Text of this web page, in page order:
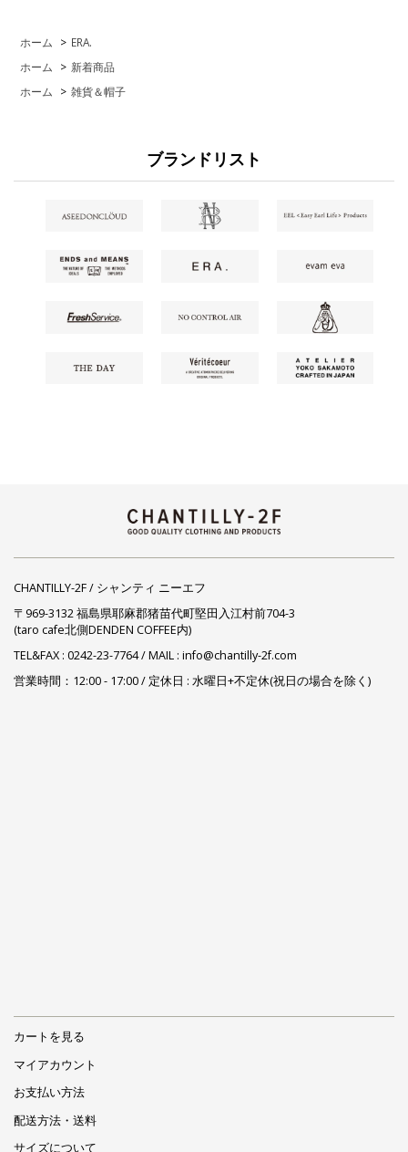
ホーム > ERA.
ホーム
> 新着商品
ホーム
> 雑貨＆帽子
ブランドリスト
CHANTILLY-2F / シャンティ ニーエフ
〒969-3132 福島県耶麻郡猪苗代町堅田入江村前704-3
(taro cafe北側DENDEN COFFEE内)
TEL&FAX : 0242-23-7764/ MAIL : info@chantilly-2f.com
営業時間：12:00 - 17:00 / 定休日 : 水曜日+不定休(祝日の場合を除く)
カートを見る
マイアカウント
お支払い方法
配送方法・送料
サイズについて